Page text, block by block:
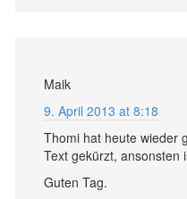
Maik
9. April 2013 at 8:18
Thomi hat heute wieder
Text gekürzt, ansonsten
Guten Tag.